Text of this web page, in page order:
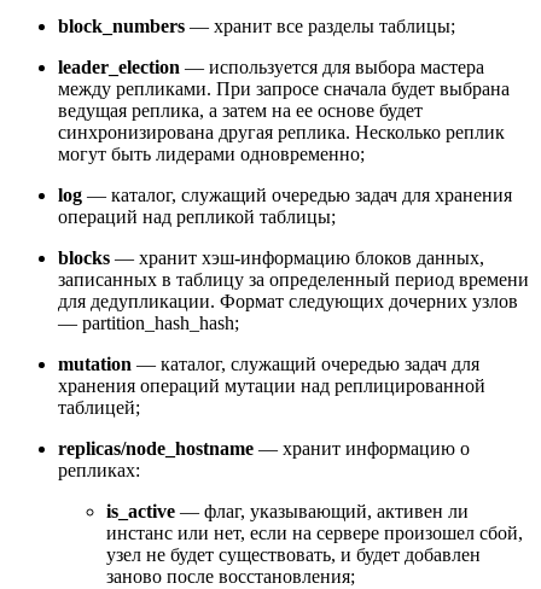
block_numbers — хранит все разделы таблицы;
leader_election — используется для выбора мастера
между репликами. При запросе сначала будет выбрана
ведущая реплика, а затем на ее основе будет
синхронизирована другая реплика. Несколько реплик
могут быть лидерами одновременно;
log — каталог, служащий очередью задач для хранения
операций над репликой таблицы;
blocks — хранит хэш-информацию блоков данных,
записанных в таблицу за определенный период времени
для дедупликации. Формат следующих дочерних узлов
— partition_hash_hash;
mutation — каталог, служащий очередью задач для
хранения операций мутации над реплицированной
таблицей;
replicas/node_hostname — хранит информацию о
репликах:
is_active — флаг, указывающий, активен ли
инстанс или нет, если на сервере произошел сбой,
узел не будет существовать, и будет добавлен
заново после восстановления;